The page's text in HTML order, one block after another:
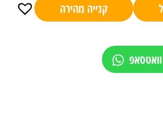
קנייה מהירה